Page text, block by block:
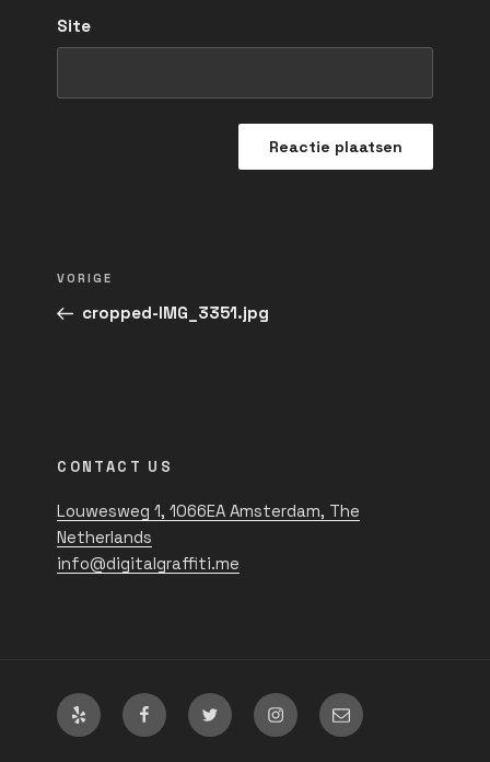
Site
Vorig
bericht
VORIGE
cropped-IMG_3351.jpg
CONTACT US
Louwesweg 1, 1066EA Amsterdam, The
Netherlands
info@digitalgraffiti.me
Yelp FacebookTwitter InstagramEmail